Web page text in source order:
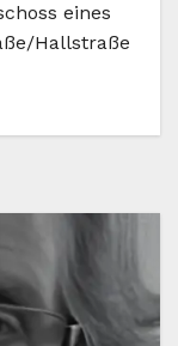
eines
Hallstraße